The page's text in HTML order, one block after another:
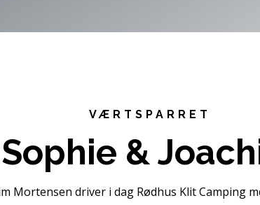
VÆRTSPARRET
Sophie &
Mortensen driver i dag Rødhus Klit Camping